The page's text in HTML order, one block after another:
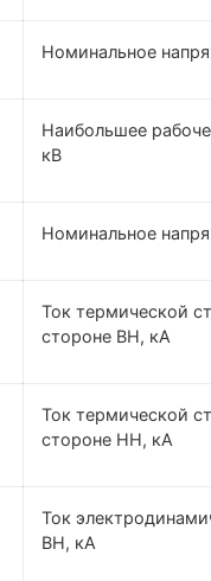
Номинальное
Наибольшее
кВ
Номинальное
Ток термической
стороне ВН, кА
Ток термической
стороне НН, кА
Ток
ВН, кА